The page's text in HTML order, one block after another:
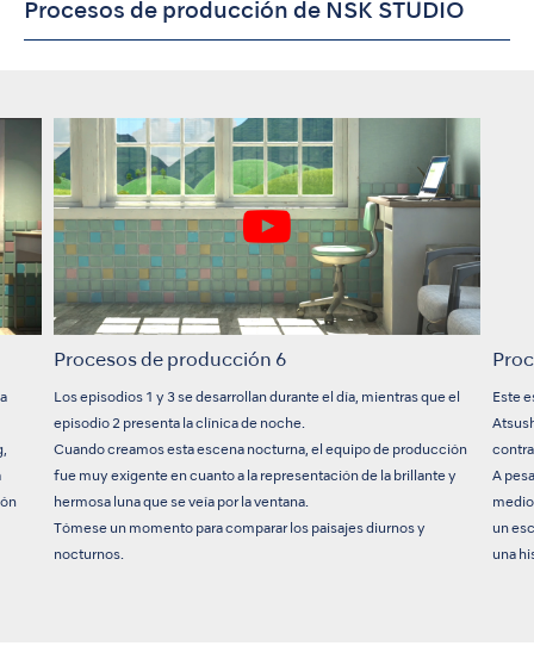
Procesos de producción de NSK STUDIO
Procesos de producción 6
Los episodios 1 y 3 se desarrollan durante el día, mientras que el
episodio 2 presenta la clínica de noche.
Cuando creamos esta escena nocturna, el equipo de producción
fue muy exigente en cuanto a la representación de la brillante y
hermosa luna que se veía por la ventana.
Tómese un momento para comparar los paisajes diurnos y
nocturnos.
Este
A
un
una